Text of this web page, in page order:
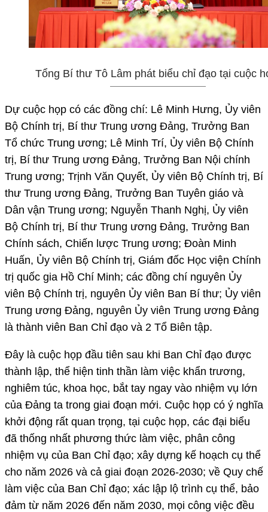
Tổng Bí thư Tô Lâm phát biểu chỉ đạo tại cuộc
Dự cuộc họp có các đồng chí: Lê Minh Hưng, Ủy viên
Bộ Chính trị, Bí thư Trung ương Đảng, Trưởng Ban
Tổ chức Trung ương; Lê Minh Trí, Ủy viên Bộ Chính
trị, Bí thư Trung ương Đảng, Trưởng Ban Nội chính
Trung ương; Trịnh Văn Quyết, Ủy viên Bộ Chính trị, Bí
thư Trung ương Đảng, Trưởng Ban Tuyên giáo và
Dân vận Trung ương; Nguyễn Thanh Nghị, Ủy viên
Bộ Chính trị, Bí thư Trung ương Đảng, Trưởng Ban
Chính sách, Chiến lược Trung ương; Đoàn Minh
Huấn, Ủy viên Bộ Chính trị, Giám đốc Học viện Chính
trị quốc gia Hồ Chí Minh; các đồng chí nguyên Ủy
viên Bộ Chính trị, nguyên Ủy viên Ban Bí thư; Ủy viên
Trung ương Đảng, nguyên Ủy viên Trung ương Đảng
là thành viên Ban Chỉ đạo và 2 Tổ Biên tập.
Đây là cuộc họp đầu tiên sau khi Ban Chỉ đạo được
thành lập, thể hiện tinh thần làm việc khẩn trương,
nghiêm túc, khoa học, bắt tay ngay vào nhiệm vụ lớn
của Đảng ta trong giai đoạn mới. Cuộc họp có ý nghĩa
khởi động rất quan trọng, tại cuộc họp, các đại biểu
đã thống nhất phương thức làm việc, phân công
nhiệm vụ của Ban Chỉ đạo; xây dựng kế hoạch cụ thể
cho năm 2026 và cả giai đoạn 2026-2030; về Quy chế
làm việc của Ban Chỉ đạo; xác lập lộ trình cụ thể, bảo
đảm từ năm 2026 đến năm 2030, mọi công việc đều